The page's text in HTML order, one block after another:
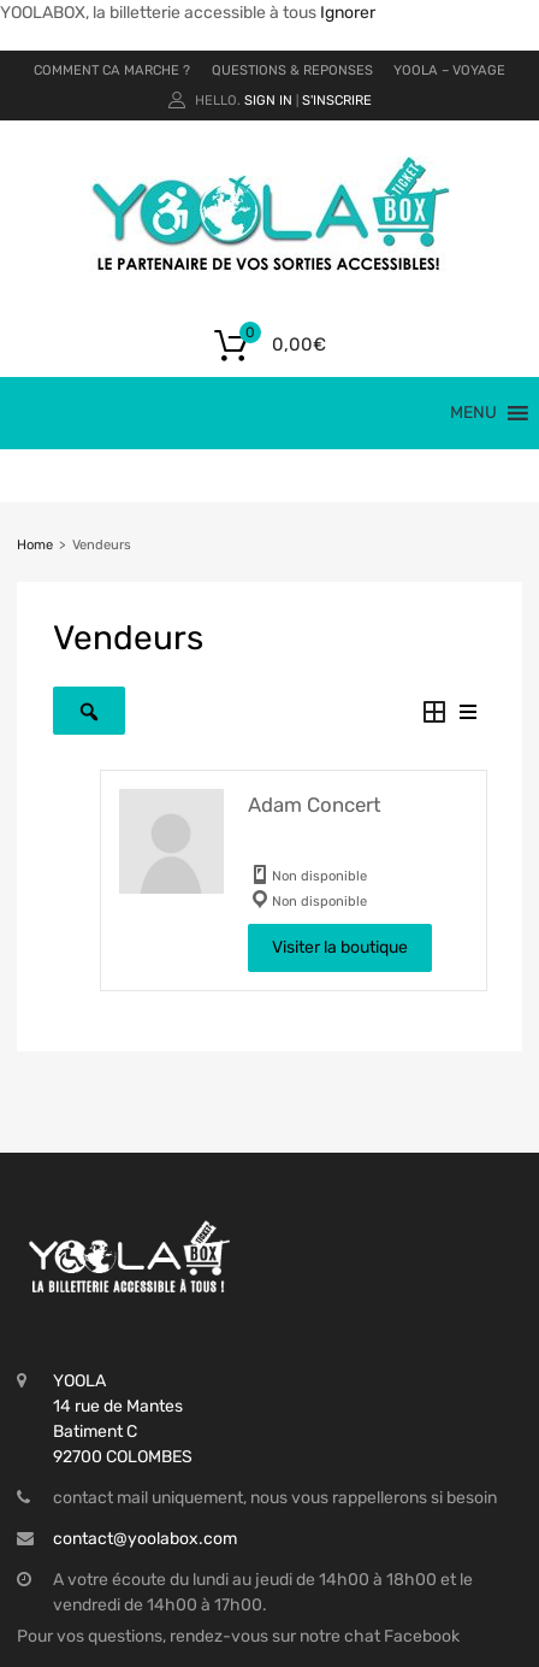
YOOLABOX, la billetterie accessible à tous Ignorer
COMMENT CA MARCHE ? QUESTIONS & REPONSES
YOOLA – VOYAGE
HELLO. SIGN IN S'INSCRIRE
0,00€
0
MENU
Home > Vendeurs
Vendeurs
Adam Concert
Non disponible
Non disponible
Visiter la boutique
YOOLA
14 rue de Mantes
Batiment C
92700 COLOMBES
contact mail uniquement, nous vous rappellerons si besoin
contact@yoolabox.com
A votre écoute du lundi au jeudi de 14h00 à 18h00 et le
vendredi de 14h00 à 17h00.
Pour vos questions, rendez-vous sur notre chat Facebook